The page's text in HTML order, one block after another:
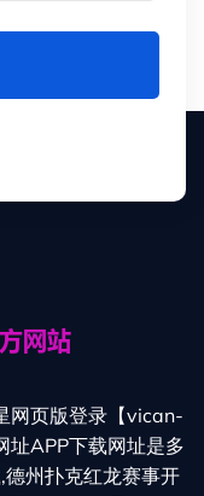
网页版登录【vican-
址APP下载网址是多
州扑克红龙赛事开